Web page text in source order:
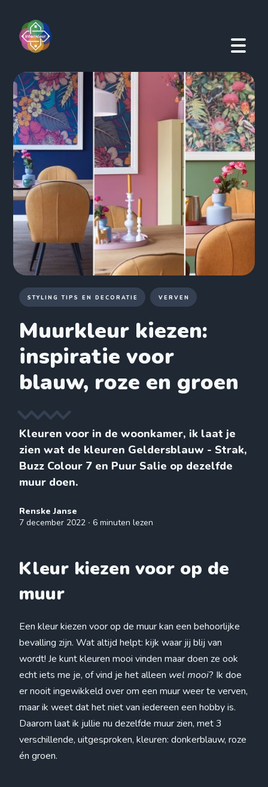
STYLING TIPS EN DECORATIE VERVEN
Muurkleur kiezen:
inspiratie voor
blauw, roze en groen
Kleuren voor in de woonkamer, ik laat je
zien wat de kleuren Geldersblauw - Strak,
Buzz Colour 7 en Puur Salie op dezelfde
muur doen.
Renske Janse
7 december 2022 ∙ 6 minuten lezen
Kleur kiezen voor op de
muur
Een kleur kiezen voor op de muur kan een behoorlijke
bevalling zijn. Wat altijd helpt: kijk waar jij blij van
wordt! Je kunt kleuren mooi vinden maar doen ze ook
echt iets me je, of vind je het alleen wel mooi? Ik doe
er nooit ingewikkeld over om een muur weer te verven,
maar ik weet dat het niet van iedereen een hobby is.
Daarom laat ik jullie nu dezelfde muur zien, met 3
verschillende, uitgesproken, kleuren: donkerblauw, roze
én groen.